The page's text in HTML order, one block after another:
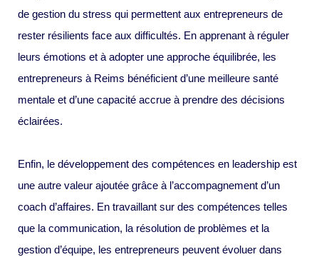
de gestion du stress qui permettent aux entrepreneurs de
rester résilients face aux difficultés. En apprenant à réguler
leurs émotions et à adopter une approche équilibrée, les
entrepreneurs à Reims bénéficient d’une meilleure santé
mentale et d’une capacité accrue à prendre des décisions
éclairées.
Enfin, le développement des compétences en leadership est
une autre valeur ajoutée grâce à l’accompagnement d’un
coach d’affaires. En travaillant sur des compétences telles
que la communication, la résolution de problèmes et la
gestion d’équipe, les entrepreneurs peuvent évoluer dans